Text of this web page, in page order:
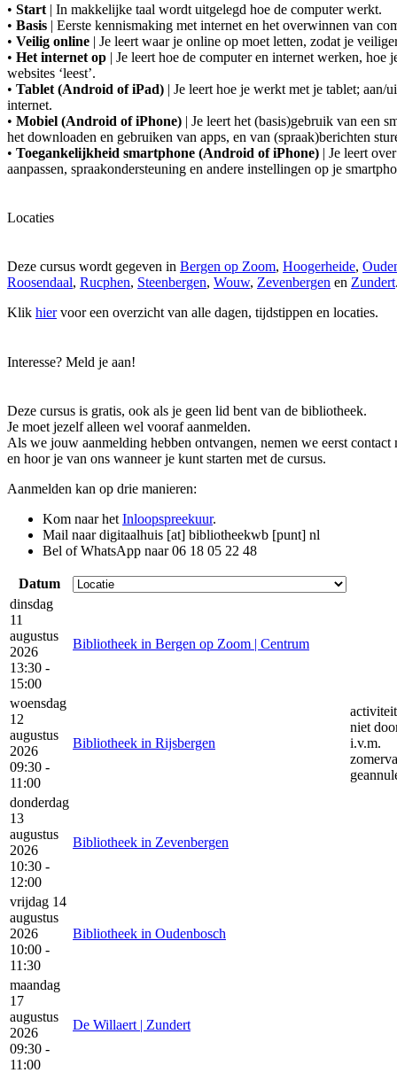
• Start | In makkelijke taal wordt uitgelegd hoe de computer werkt.
• Basis | Eerste kennismaking met internet en het overwinnen van
• Veilig online | Je leert waar je online op moet letten, zodat je
• Het internet op | Je leert hoe de computer en internet werken, hoe
websites ‘leest’.
• Tablet (Android of iPad) | Je leert hoe je werkt met je tablet; aan/
internet.
• Mobiel (Android of iPhone) | Je leert het (basis)gebruik van een
het downloaden en gebruiken van apps, en van (spraak)berichten
• Toegankelijkheid smartphone (Android of iPhone) | Je leert
aanpassen, spraakondersteuning en andere instellingen op je
Locaties
Deze cursus wordt gegeven in Bergen op Zoom, Hoogerheide,
Roosendaal, Rucphen, Steenbergen, Wouw, Zevenbergen en Zundert
Klik hiervoor een overzicht van alle dagen, tijdstippen en locaties.
Interesse? Meld je aan!
Deze cursus is gratis, ook als je geen lid bent van de bibliotheek.
Je moet jezelf alleen wel vooraf aanmelden.
Als we jouw aanmelding hebben ontvangen, nemen we eerst contact
en hoor je van ons wanneer je kunt starten met de cursus.
Aanmelden kan op drie manieren:
Kom naar het Inloopspreekuur.
Mail naardigitaalhuis [at] bibliotheekwb [punt] nl
Bel of WhatsApp naar 06 18 05 22 48
Datum
dinsdag
11
augustus
2026
13:30 -
15:00
Bibliotheek in Bergen op Zoom | Centrum
woensdag
12
augustus
2026
09:30 -
11:00
Bibliotheek in Rijsbergen
niet
i.v.m.
donderdag
13
augustus
2026
10:30 -
12:00
Bibliotheek in Zevenbergen
vrijdag 14
augustus
2026
10:00 -
11:30
Bibliotheek in Oudenbosch
maandag
17
augustus
2026
09:30 -
11:00
De Willaert | Zundert